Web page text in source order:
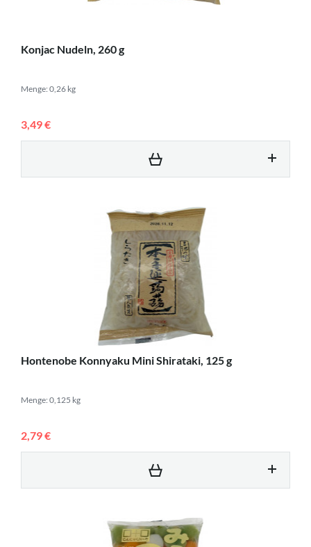
Konjac Nudeln, 260 g
Menge: 0,26 kg
3,49 €
Hontenobe Konnyaku Mini Shirataki, 125 g
Menge: 0,125 kg
2,79 €